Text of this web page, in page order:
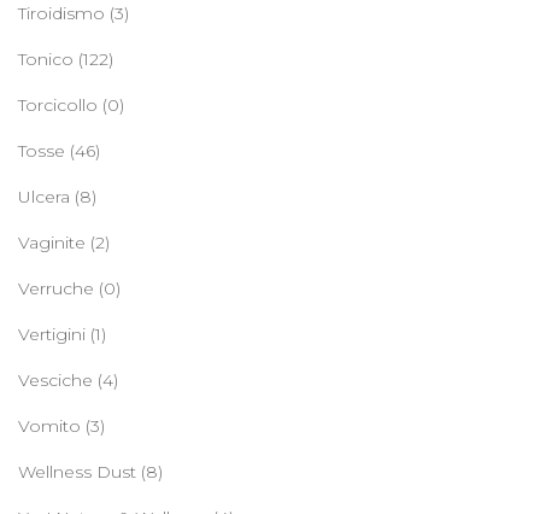
Tiroidismo (3)
Tonico (122)
Torcicollo (0)
Tosse (46)
Ulcera (8)
Vaginite (2)
Verruche (0)
Vertigini (1)
Vesciche (4)
Vomito (3)
Wellness Dust (8)